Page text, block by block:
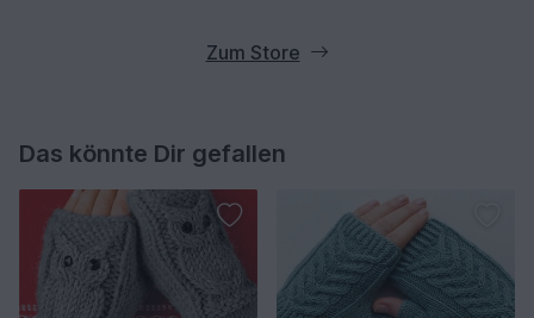
Zum Store
Das könnte Dir gefallen